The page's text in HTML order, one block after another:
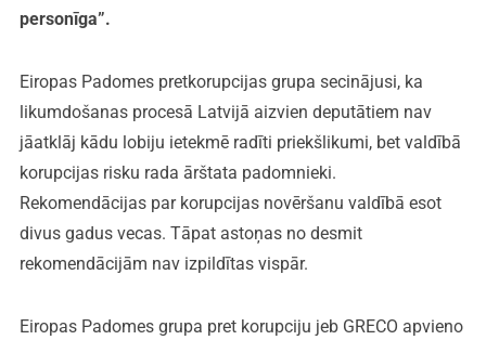
personīga”.
Eiropas Padomes pretkorupcijas grupa secinājusi, ka
likumdošanas procesā Latvijā aizvien deputātiem nav
jāatklāj kādu lobiju ietekmē radīti priekšlikumi, bet valdībā
korupcijas risku rada ārštata padomnieki.
Rekomendācijas par korupcijas novēršanu valdībā esot
divus gadus vecas. Tāpat astoņas no desmit
rekomendācijām nav izpildītas vispār.
Eiropas Padomes grupa pret korupciju jeb GRECO apvieno